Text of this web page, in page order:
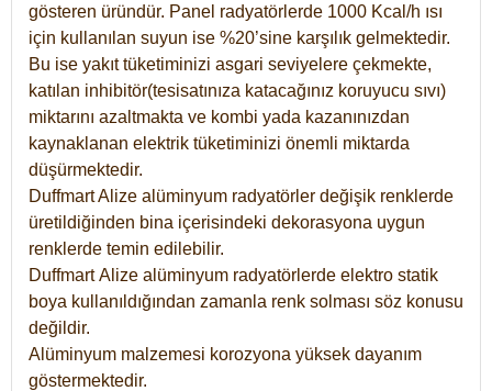
gösteren üründür. Panel radyatörlerde 1000 Kcal/h ısı
için kullanılan suyun ise %20’sine karşılık gelmektedir.
Bu ise yakıt tüketiminizi asgari seviyelere çekmekte,
katılan inhibitör(tesisatınıza katacağınız koruyucu sıvı)
miktarını azaltmakta ve kombi yada kazanınızdan
kaynaklanan elektrik tüketiminizi önemli miktarda
düşürmektedir.
Duffmart Alize alüminyum radyatörler değişik renklerde
üretildiğinden bina içerisindeki dekorasyona uygun
renklerde temin edilebilir.
DuffmartAlize alüminyum radyatörlerde elektro statik
boya kullanıldığından zamanla renk solması söz konusu
değildir.
Alüminyum malzemesi korozyona yüksek dayanım
göstermektedir.